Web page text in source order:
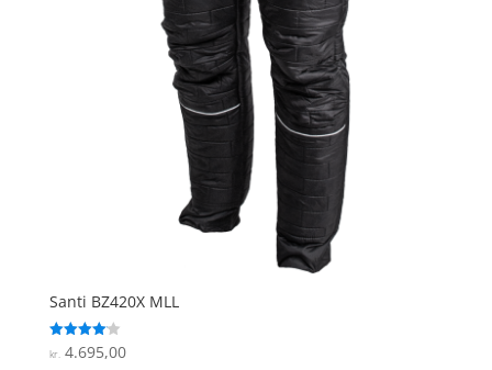
Santi BZ420X MLL
Vurderet
4.1
kr. 4.695,00